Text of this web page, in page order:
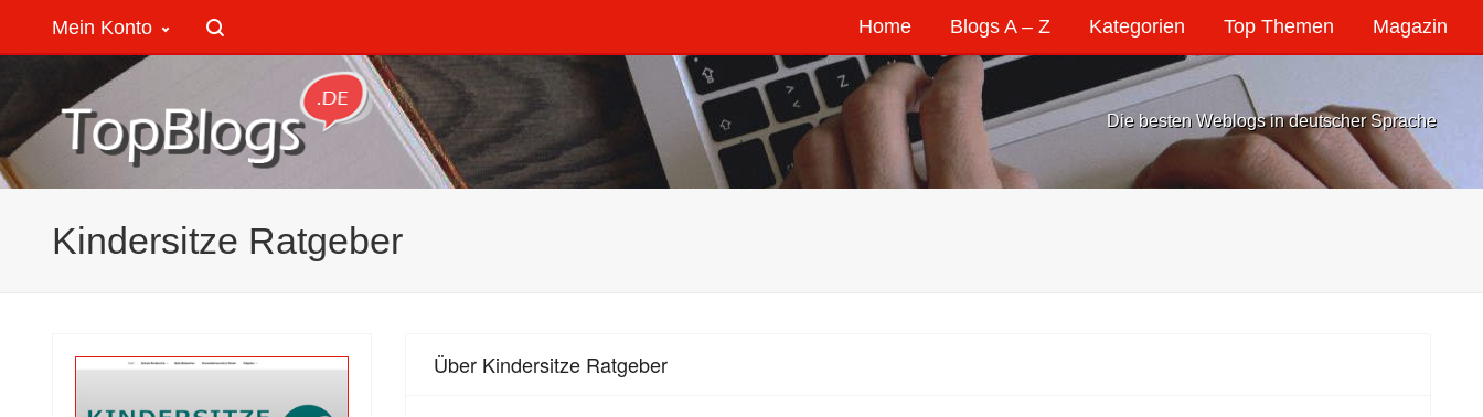
Home Blogs A – Z Kategorien Top Themen Magazin
Mein Konto
Die besten Weblogs in deutscher Sprache
Kindersitze Ratgeber
Über Kindersitze Ratgeber